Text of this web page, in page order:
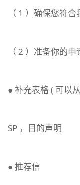
（ 1 ）确保您符
（ 2 ）准备你的申
● 补充表格 ( 可以
SP ，目的声明
● 推荐信